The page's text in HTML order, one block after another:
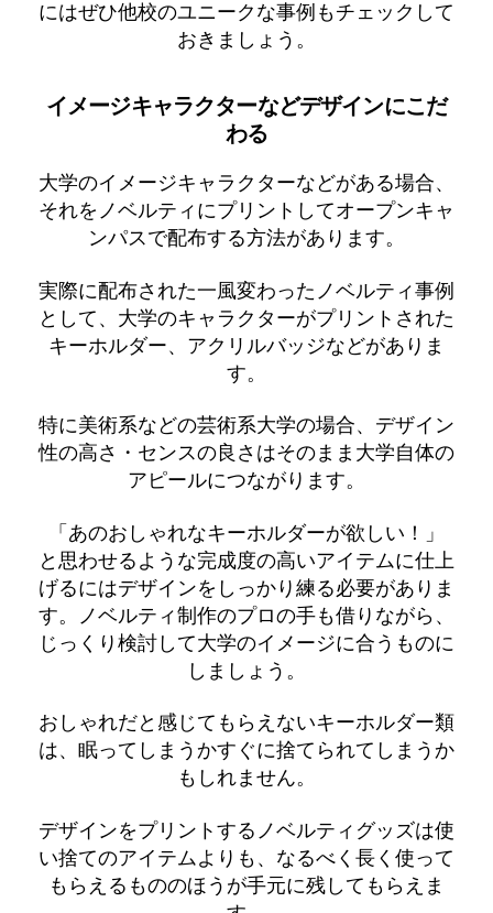
にはぜひ他校のユニークな事例もチェックして
おきましょう。
イメージキャラクターなどデザインにこだ
わる
大学のイメージキャラクターなどがある場合、
それをノベルティにプリントしてオープンキャ
ンパスで配布する方法があります。
実際に配布された一風変わったノベルティ事例
として、大学のキャラクターがプリントされた
キーホルダー、アクリルバッジなどがありま
す。
特に美術系などの芸術系大学の場合、デザイン
性の高さ・センスの良さはそのまま大学自体の
アピールにつながります。
「あのおしゃれなキーホルダーが欲しい！」
と思わせるような完成度の高いアイテムに仕上
げるにはデザインをしっかり練る必要がありま
す。ノベルティ制作のプロの手も借りながら、
じっくり検討して大学のイメージに合うものに
しましょう。
おしゃれだと感じてもらえないキーホルダー類
は、眠ってしまうかすぐに捨てられてしまうか
もしれません。
デザインをプリントするノベルティグッズは使
い捨てのアイテムよりも、なるべく長く使って
もらえるもののほうが手元に残してもらえま